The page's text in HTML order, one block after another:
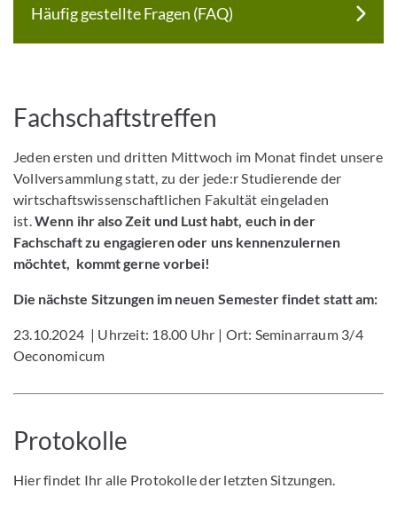
Häufig gestellte Fragen (FAQ)
Fachschaftstreffen
Jeden ersten und dritten Mittwoch im Monat findet unsere
Vollversammlung statt, zu der jede:r Studierende der
wirtschaftswissenschaftlichen Fakultät eingeladen
ist.Wenn ihr also Zeit und Lust habt, euch in der
Fachschaft zu engagieren oder uns kennenzulernen
möchtet, kommt gerne vorbei!
Die nächste Sitzungen im neuen Semester findet statt am:
23.10.2024 | Uhrzeit: 18.00 Uhr | Ort: Seminarraum 3/4
Oeconomicum
Protokolle
Hier findet Ihr alle Protokolle der letzten Sitzungen.